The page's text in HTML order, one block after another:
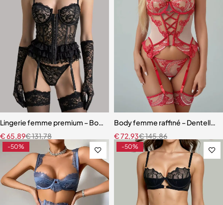
Lingerie femme premium – Body en dentelle florale avec
€131,78
€65,89
Body femme raffiné – Dentelle,
€145,86
€72,93
-50% -50%